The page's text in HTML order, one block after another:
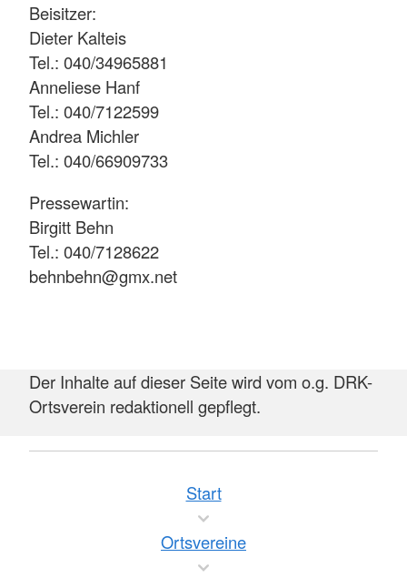
Beisitzer:
Dieter Kalteis
Tel.: 040/34965881
Anneliese Hanf
Tel.: 040/7122599
Andrea Michler
Tel.: 040/66909733
Pressewartin:
Birgitt Behn
Tel.: 040/7128622
behnbehn@gmx.net
Der Inhalte auf dieser Seite wird vom o.g. DRK-
Ortsverein redaktionell gepflegt.
Start
Ortsvereine